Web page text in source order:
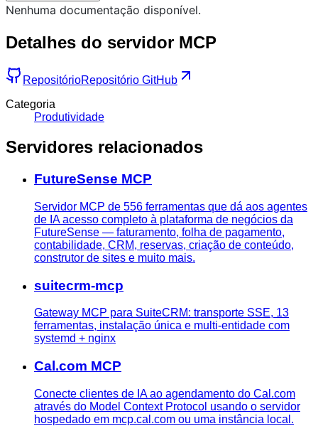
Nenhuma documentação disponível.
Detalhes do servidor MCP
RepositórioRepositório GitHub
Categoria
Produtividade
Servidores relacionados
FutureSense MCP
Servidor MCP de 556 ferramentas que dá aos agentes
de IA acesso completo à plataforma de negócios da
FutureSense — faturamento, folha de pagamento,
contabilidade, CRM, reservas, criação de conteúdo,
construtor de sites e muito mais.
suitecrm-mcp
Gateway MCP para SuiteCRM: transporte SSE, 13
ferramentas, instalação única e multi-entidade com
systemd + nginx
Cal.com MCP
Conecte clientes de IA ao agendamento do Cal.com
através do Model Context Protocol usando o servidor
hospedado em mcp.cal.com ou uma instância local.